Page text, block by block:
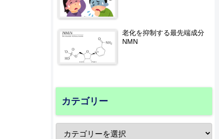
老化を抑制する最先端成分
NMN
カテゴリー